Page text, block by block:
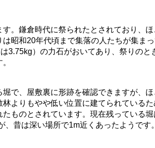
。鎌倉時代に祭られたとされており、
昭和20年代頃まで集落の人たちが集ま
3.75kg）の力石がおいてあり、祭りのと
で、屋敷裏に形跡を確認できますが、
よりもやや低い位置に建てられている
ものとされています。現在残っている
、昔は深い場所で1m近くあったようです。